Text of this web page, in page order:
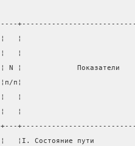
----
¦   ¦
¦   ¦
¦ N ¦             Показатели
¦п/п¦
¦   ¦
¦   ¦
+---
¦   ¦I. Состояние пути